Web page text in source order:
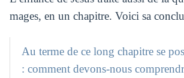
mages, en un chapitre. Voici sa
Au terme de ce long chapitre se
: comment devons-nous